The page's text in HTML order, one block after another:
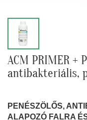
ACM PRIMER +
antibakteriális,
PENÉSZÖLŐS,
ALAPOZÓ FALRA